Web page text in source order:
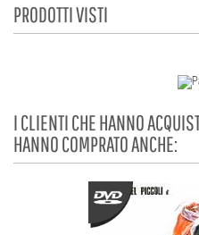
PRODOTTI VISTI
I CLIENTI CHE HANNO
HANNO COMPRATO ANCHE: